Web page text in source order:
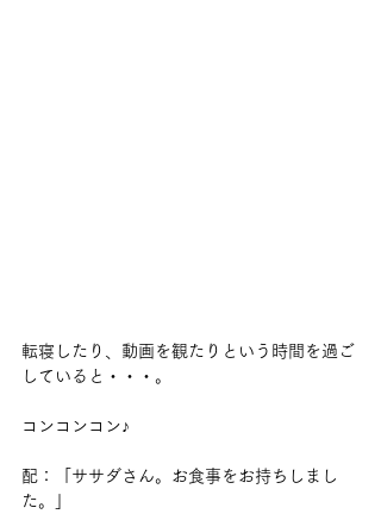
転寝したり、動画を観たりという時間を過ご
していると・・・。
コンコンコン♪
配：「ササダさん。お食事をお持ちしまし
た。」